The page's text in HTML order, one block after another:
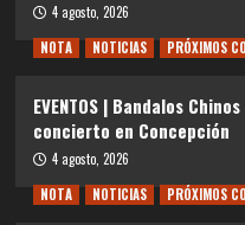
4 agosto, 2026
NOTA
NOTICIAS PRÓXIMOS
EVENTOS | Bandalos
concierto en Concepción
4 agosto, 2026
NOTA
NOTICIAS PRÓXIMOS